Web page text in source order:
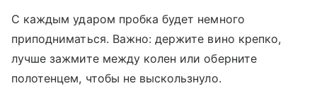
С каждым ударом пробка будет немного
приподниматься. Важно: держите вино крепко,
лучше зажмите между колен или оберните
полотенцем, чтобы не выскользнуло.